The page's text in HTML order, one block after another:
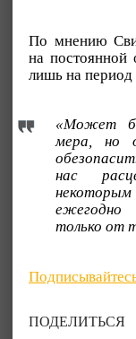
По мнению
на постоянной
лишь на период
«Может
мера, но
нас
некоторым
только от
ПОДЕЛИТЬСЯ